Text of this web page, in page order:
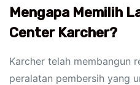
Mengapa Memilih
Center Karcher?
Karcher telah membangun
peralatan pembersih yang